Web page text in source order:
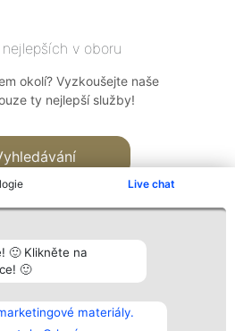
Live chat
🙂 Klikněte na
🙂
materiály.
v oboru
okolí? Vyzkoušejte naše
ty nejlepší služby!
Vítězové
Seznam všech
laureátů
Kontakt